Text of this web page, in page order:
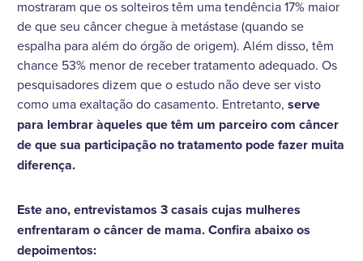
mostraram que os solteiros têm uma tendência 17% maior
de que seu câncer chegue à metástase (quando se
espalha para além do órgão de origem). Além disso, têm
chance 53% menor de receber tratamento adequado. Os
pesquisadores dizem que o estudo não deve ser visto
como uma exaltação do casamento. Entretanto, serve
para lembrar àqueles que têm um parceiro com câncer
de que sua participação no tratamento pode fazer muita
diferença.
Este ano, entrevistamos 3 casais cujas mulheres
enfrentaram o câncer de mama. Confira abaixo os
depoimentos: